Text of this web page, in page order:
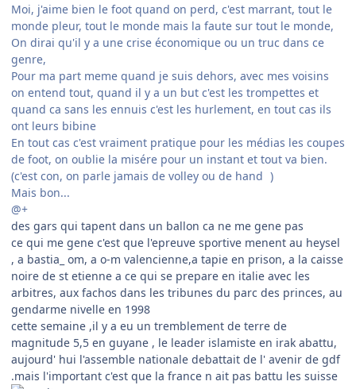
Moi, j'aime bien le foot quand on perd, c'est marrant, tout le
monde pleur, tout le monde mais la faute sur tout le monde,
On dirai qu'il y a une crise économique ou un truc dans ce
genre,
Pour ma part meme quand je suis dehors, avec mes voisins
on entend tout, quand il y a un but c'est les trompettes et
quand ca sans les ennuis c'est les hurlement, en tout cas ils
ont leurs bibine
En tout cas c'est vraiment pratique pour les médias les coupes
de foot, on oublie la misére pour un instant et tout va bien.
(c'est con, on parle jamais de volley ou de hand )
Mais bon...
@+
des gars qui tapent dans un ballon ca ne me gene pas
ce qui me gene c'est que l'epreuve sportive menent au heysel
, a bastia_ om, a o-m valencienne,a tapie en prison, a la caisse
noire de st etienne a ce qui se prepare en italie avec les
arbitres, aux fachos dans les tribunes du parc des princes, au
gendarme nivelle en 1998
cette semaine ,il y a eu un tremblement de terre de
magnitude 5,5 en guyane , le leader islamiste en irak abattu,
aujourd' hui l'assemble nationale debattait de l' avenir de gdf
.mais l'important c'est que la france n ait pas battu les suisse